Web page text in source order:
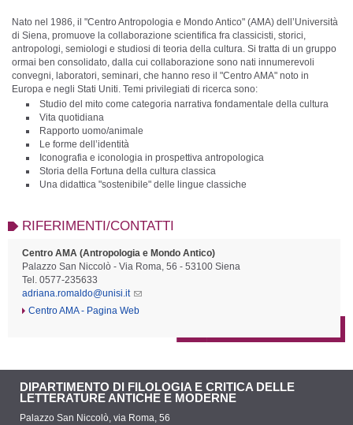
Nato nel 1986, il "Centro Antropologia e Mondo Antico" (AMA) dell’Università
di Siena, promuove la collaborazione scientifica fra classicisti, storici,
antropologi, semiologi e studiosi di teoria della cultura. Si tratta di un gruppo
ormai ben consolidato, dalla cui collaborazione sono nati innumerevoli
convegni, laboratori, seminari, che hanno reso il "Centro AMA" noto in
Europa e negli Stati Uniti. Temi privilegiati di ricerca sono:
Studio del mito come categoria narrativa fondamentale della cultura
Vita quotidiana
Rapporto uomo/animale
Le forme dell’identità
Iconografia e iconologia in prospettiva antropologica
Storia della Fortuna della cultura classica
Una didattica "sostenibile" delle lingue classiche
RIFERIMENTI/CONTATTI
Centro AMA (Antropologia e Mondo Antico)
Palazzo San Niccolò - Via Roma, 56 - 53100 Siena
Tel. 0577-235633
adriana.romaldo@unisi.it
Centro AMA - Pagina Web
DIPARTIMENTO DI FILOLOGIA E CRITICA DELLE
LETTERATURE ANTICHE E MODERNE
Palazzo San Niccolò, via Roma, 56